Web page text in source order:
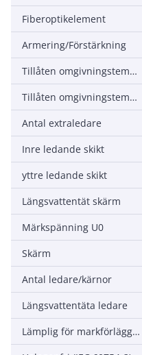
Fiberoptikelement
Armering/Förstärkning
Tillåten omgivningstemperatur under montering/hantering
Tillåten omgivningstemperatur under drift utan vibrationer
Antal extraledare
Inre ledande skikt
yttre ledande skikt
Längsvattentät skärm
Märkspänning U0
Skärm
Antal ledare/kärnor
Längsvattentäta ledare
Lämplig för markförläggning